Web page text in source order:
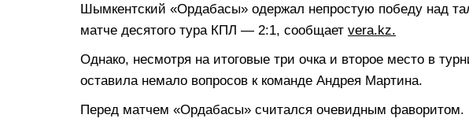
Шымкентский «Ордабасы» одержал непростую победу над
матче десятого тура КПЛ — 2:1, сообщает vera.kz.
Однако, несмотря на итоговые три очка и второе место в
оставила немало вопросов к команде Андрея Мартина.
Перед матчем «Ордабасы» считался очевидным фаворитом.